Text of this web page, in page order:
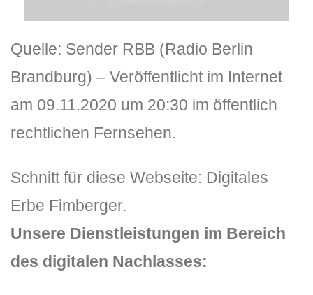
Quelle: Sender RBB (Radio Berlin
Brandburg) – Veröffentlicht im Internet
am 09.11.2020 um 20:30 im öffentlich
rechtlichen Fernsehen.
Schnitt für diese Webseite: Digitales
Erbe Fimberger.
Unsere Dienstleistungen im Bereich
des digitalen Nachlasses: